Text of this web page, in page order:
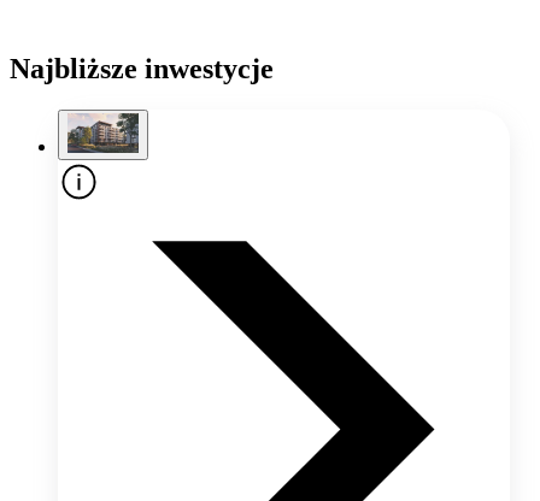
Najbliższe inwestycje